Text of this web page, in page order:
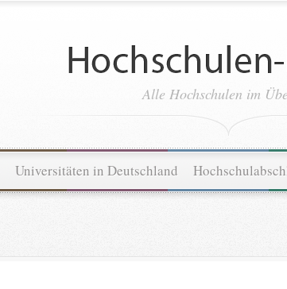
Alle Hochschulen im
Universitäten in Deutschland